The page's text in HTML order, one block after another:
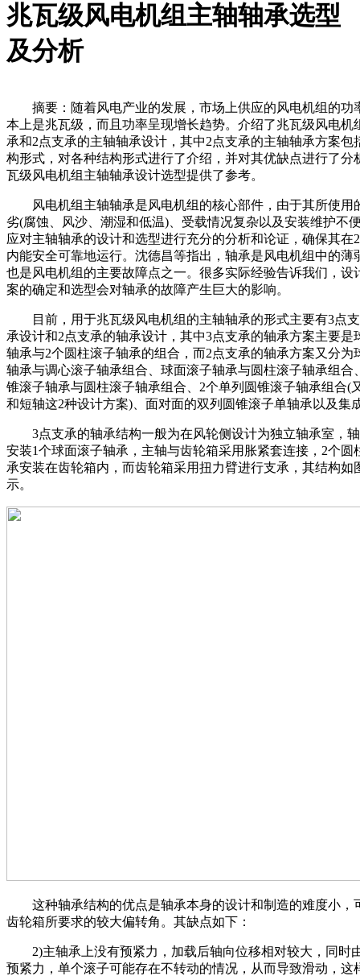
兆瓦级风电机组主轴轴承选型
及分析
摘要：随着风电产业的发展，市场上供应的风电机组的功
本上是兆瓦级，而且功率呈现增长趋势。介绍了兆瓦级风电机
承和2点支承的主轴轴承设计，其中2点支承的主轴轴承方案包
构形式，对各种结构形式进行了介绍，并对其优缺点进行了分
瓦级风电机组主轴轴承设计选型提供了参考。
风电机组主轴轴承是风电机组的核心部件，由于其所使用
劣(腐蚀、风沙、潮湿和低温)、受载情况复杂以及安装维护不
应对主轴轴承的设计和选型进行充分的分析和论证，确保其在
内能安全可靠地运行。沈德昌等指出，轴承是风电机组中的薄
也是风电机组的主要故障点之一。很多实际经验告诉我们，设
案的确定和选型会对轴承的故障产生巨大的影响。
目前，用于兆瓦级风电机组的主轴轴承的形式主要有3点
承设计和2点支承的轴承设计，其中3点支承的轴承方案主要是
轴承与2个圆柱滚子轴承的组合，而2点支承的轴承方案又分为
轴承与调心滚子轴承组合、球面滚子轴承与圆柱滚子轴承组合
锥滚子轴承与圆柱滚子轴承组合、2个单列圆锥滚子轴承组合(
和短轴这2种设计方案)、面对面的双列圆锥滚子单轴承以及集
3点支承的轴承结构一般为在风轮侧设计为独立轴承室，
安装1个球面滚子轴承，主轴与齿轮箱采用胀紧套连接，2个圆
承安装在齿轮箱内，而齿轮箱采用扭力臂进行支承，其结构如
示。
这种轴承结构的优点是轴承本身的设计和制造的难度小，
齿轮箱所要求的较大偏转角。其缺点如下：
2)主轴承上没有预紧力，加载后轴向位移相对较大，同时
预紧力，单个滚子可能存在不转动的情况，从而导致滑动，这